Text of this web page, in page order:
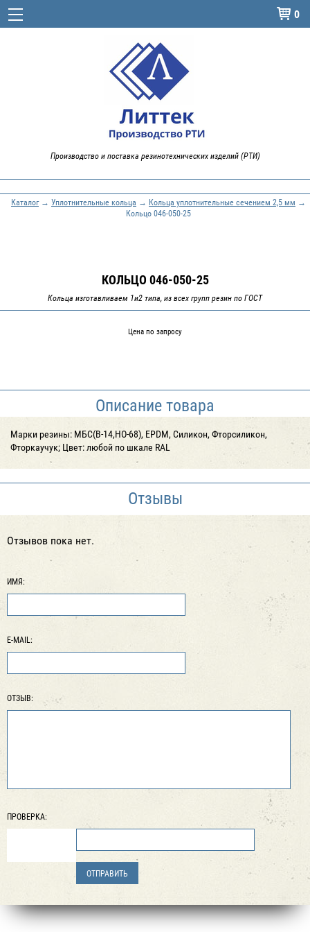
 0
Производство и поставка резинотехнических изделий (РТИ)
Каталог→ Уплотнительные кольца → Кольца уплотнительные сечением 2,5 мм →
Кольцо 046-050-25
КОЛЬЦО 046-050-25
Кольца изготавливаем 1и2 типа, из всех групп резин по ГОСТ
Цена по запросу
Описание товара
Марки резины: МБС(В-14,НО-68), EPDM, Силикон, Фторсиликон,
Фторкаучук; Цвет: любой по шкале RAL
Отзывы
Отзывов пока нет.
ИМЯ:
E-MAIL:
ОТЗЫВ:
ПРОВЕРКА: